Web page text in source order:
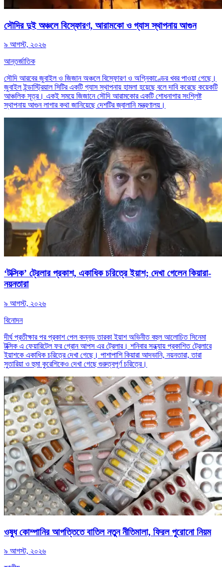
সৌদির দুই অঞ্চলে বিস্ফোরণ, আরামকো ও গ্যাস স্থাপনায় আগুন
৯ আগস্ট, ২০২৬
আন্তর্জাতিক
সৌদি আরবের জুবাইল ও জিজান অঞ্চলে বিস্ফোরণ ও অগ্নিকাণ্ডের খবর পাওয়া গেছে।
জুবাইল ইন্ডাস্ট্রিয়াল সিটির একটি গ্যাস স্থাপনায় হামলা হয়েছে বলে দাবি করেছে কয়েকটি
আঞ্চলিক সূত্র। একই সময়ে জিজানে সৌদি আরামকোর একটি শোধনাগার সংশ্লিষ্ট
স্থাপনায় আগুন লাগার কথা জানিয়েছে দেশটির জ্বালানি মন্ত্রণালয়।
‘টক্সিক’ ট্রেলার প্রকাশ, একাধিক চরিত্রে ইয়াশ; দেখা গেলেন কিয়ারা-
নয়নতারা
৯ আগস্ট, ২০২৬
বিনোদন
দীর্ঘ প্রতীক্ষার পর প্রকাশ পেল কন্নড় তারকা ইয়াশ অভিনীত বহুল আলোচিত সিনেমা
টক্সিক এ ফেয়ারিটেল ফর গ্রোন আপস এর ট্রেলার। শনিবার সন্ধ্যায় প্রকাশিত ট্রেলারে
ইয়াশকে একাধিক চরিত্রে দেখা গেছে। পাশাপাশি কিয়ারা আদভানি, নয়নতারা, তারা
সুতারিয়া ও হুমা কুরেশিকেও দেখা গেছে গুরুত্বপূর্ণ চরিত্রে।
ওষুধ কোম্পানির আপত্তিতে বাতিল নতুন নীতিমালা, ফিরল পুরোনো নিয়ম
৯ আগস্ট, ২০২৬